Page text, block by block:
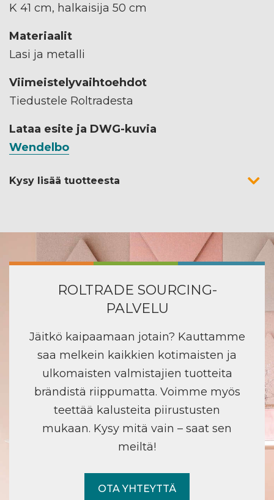
K 41 cm, halkaisija 50 cm
Materiaalit
Lasi ja metalli
Viimeistelyvaihtoehdot
Tiedustele Roltradesta
Lataa esite ja DWG-kuvia
Wendelbo
Kysy lisää tuotteesta
ROLTRADE SOURCING-
PALVELU
Jäitkö kaipaamaan jotain? Kauttamme
saa melkein kaikkien kotimaisten ja
ulkomaisten valmistajien tuotteita
brändistä riippumatta. Voimme myös
teettää kalusteita piirustusten
mukaan. Kysy mitä vain – saat sen
meiltä!
OTA YHTEYTTÄ